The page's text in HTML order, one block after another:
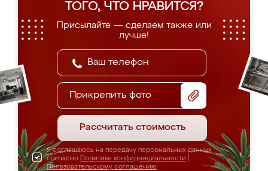
ТОГО, ЧТО НРАВИТСЯ?
Присылайте — сделаем также или
лучше!
Прикрепить фото
Рассчитать стоимость
Я соглашаюсь на передачу персональных данных
согласно Политике конфиденциальности
Пользовательскому соглашению